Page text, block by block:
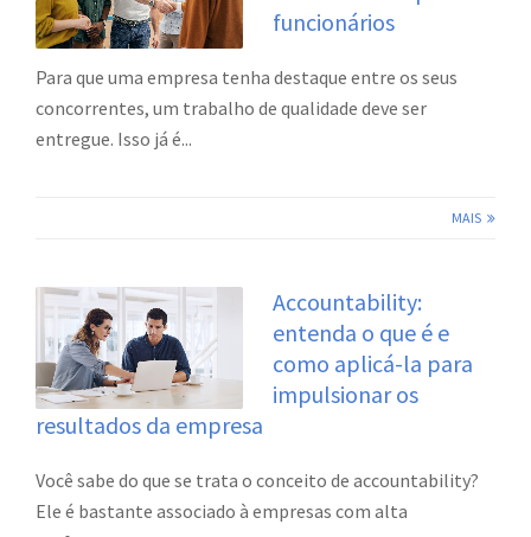
funcionários
Para que uma empresa tenha destaque entre os seus
concorrentes, um trabalho de qualidade deve ser
entregue. Isso já é...
MAIS
Accountability:
entenda o que é e
como aplicá-la para
impulsionar os
resultados da empresa
Você sabe do que se trata o conceito de accountability?
Ele é bastante associado à empresas com alta